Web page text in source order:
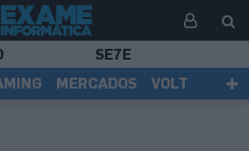
SE7E
MERCADOS
VOLT